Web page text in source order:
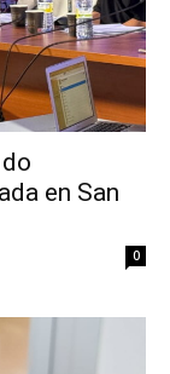
en San
0